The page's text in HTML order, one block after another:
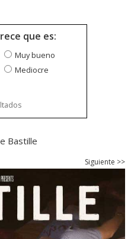
que es:
Muy bueno
Mediocre
Bastille
Siguiente >>